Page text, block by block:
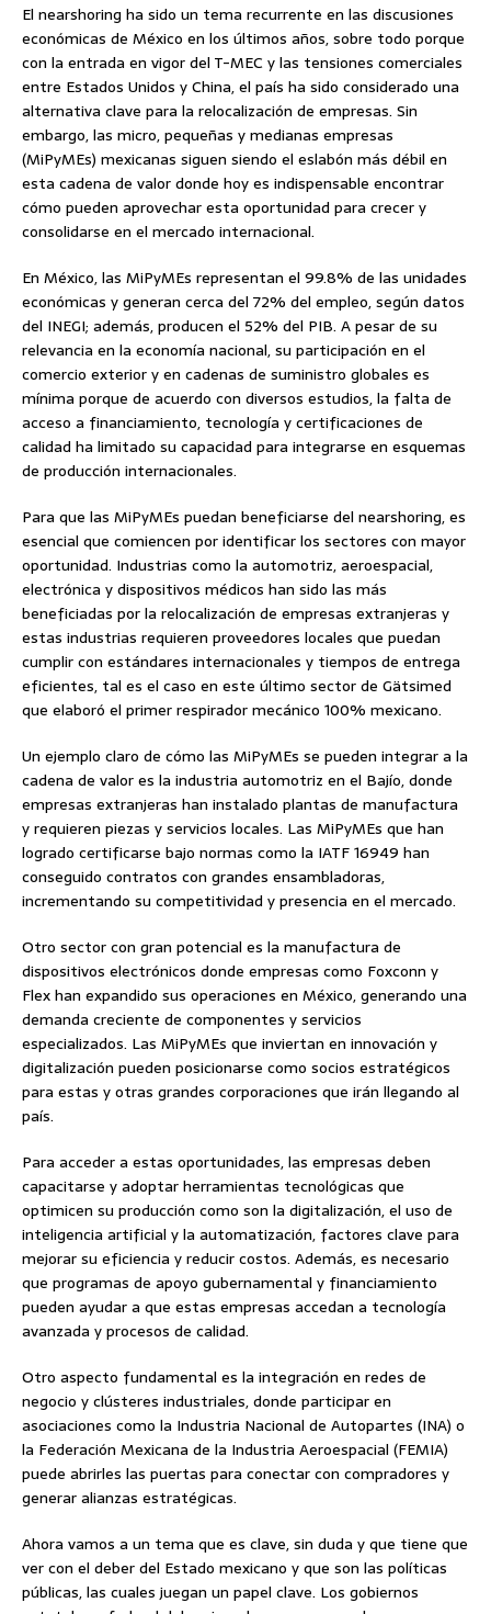
El nearshoring ha sido un tema recurrente en las discusiones
económicas de México en los últimos años, sobre todo porque
con la entrada en vigor del T-MEC y las tensiones comerciales
entre Estados Unidos y China, el país ha sido considerado una
alternativa clave para la relocalización de empresas. Sin
embargo, las micro, pequeñas y medianas empresas
(MiPyMEs) mexicanas siguen siendo el eslabón más débil en
esta cadena de valor donde hoy es indispensable encontrar
cómo pueden aprovechar esta oportunidad para crecer y
consolidarse en el mercado internacional.
En México, las MiPyMEs representan el 99.8% de las unidades
económicas y generan cerca del 72% del empleo, según datos
del INEGI; además, producen el 52% del PIB. A pesar de su
relevancia en la economía nacional, su participación en el
comercio exterior y en cadenas de suministro globales es
mínima porque de acuerdo con diversos estudios, la falta de
acceso a financiamiento, tecnología y certificaciones de
calidad ha limitado su capacidad para integrarse en esquemas
de producción internacionales.
Para que las MiPyMEs puedan beneficiarse del nearshoring, es
esencial que comiencen por identificar los sectores con mayor
oportunidad. Industrias como la automotriz, aeroespacial,
electrónica y dispositivos médicos han sido las más
beneficiadas por la relocalización de empresas extranjeras y
estas industrias requieren proveedores locales que puedan
cumplir con estándares internacionales y tiempos de entrega
eficientes, tal es el caso en este último sector de Gätsimed
que elaboró el primer respirador mecánico 100% mexicano.
Un ejemplo claro de cómo las MiPyMEs se pueden integrar a la
cadena de valor es la industria automotriz en el Bajío, donde
empresas extranjeras han instalado plantas de manufactura
y requieren piezas y servicios locales. Las MiPyMEs que han
logrado certificarse bajo normas como la IATF 16949 han
conseguido contratos con grandes ensambladoras,
incrementando su competitividad y presencia en el mercado.
Otro sector con gran potencial es la manufactura de
dispositivos electrónicos donde empresas como Foxconn y
Flex han expandido sus operaciones en México, generando una
demanda creciente de componentes y servicios
especializados. Las MiPyMEs que inviertan en innovación y
digitalización pueden posicionarse como socios estratégicos
para estas y otras grandes corporaciones que irán llegando al
país.
Para acceder a estas oportunidades, las empresas deben
capacitarse y adoptar herramientas tecnológicas que
optimicen su producción como son la digitalización, el uso de
inteligencia artificial y la automatización, factores clave para
mejorar su eficiencia y reducir costos. Además, es necesario
que programas de apoyo gubernamental y financiamiento
pueden ayudar a que estas empresas accedan a tecnología
avanzada y procesos de calidad.
Otro aspecto fundamental es la integración en redes de
negocio y clústeres industriales, donde participar en
asociaciones como la Industria Nacional de Autopartes (INA) o
la Federación Mexicana de la Industria Aeroespacial (FEMIA)
puede abrirles las puertas para conectar con compradores y
generar alianzas estratégicas.
Ahora vamos a un tema que es clave, sin duda y que tiene que
ver con el deber del Estado mexicano y que son las políticas
públicas, las cuales juegan un papel clave. Los gobiernos